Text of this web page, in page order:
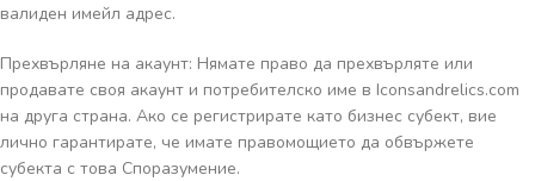
валиден имейл адрес.
Прехвърляне на акаунт: Нямате право да прехвърляте или
продавате своя акаунт и потребителско име в Iconsandrelics.com
на друга страна. Ако се регистрирате като бизнес субект, вие
лично гарантирате, че имате правомощието да обвържете
субекта с това Споразумение.